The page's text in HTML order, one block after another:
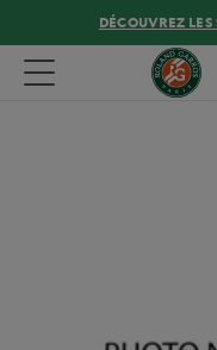
DÉCOUVREZ
Toggle navigation